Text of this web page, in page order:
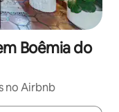
Boêmia do
no Airbnb